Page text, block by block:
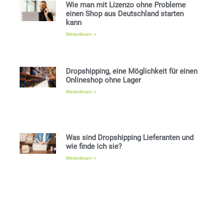
Wie man mit Lizenzo ohne Probleme
einen Shop aus Deutschland starten
kann
Weiterlesen »
Dropshipping, eine Möglichkeit für einen
Onlineshop ohne Lager
Weiterlesen »
Was sind Dropshipping Lieferanten und
wie finde ich sie?
Weiterlesen »